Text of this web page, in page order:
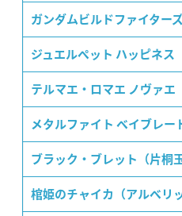
ガンダムビルドファイター
ジュエルペット ハッピネス
テルマエ・ロマエ ノヴァエ
メタルファイト ベイブレー
ブラック・ブレット（片桐
棺姫のチャイカ（アルベリ